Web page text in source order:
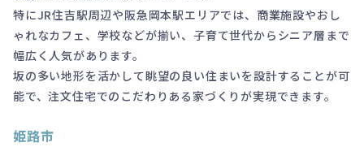
特にJR住吉駅周辺や阪急岡本駅エリアでは、商業施設やおし
ゃれなカフェ、学校などが揃い、子育て世代からシニア層まで
幅広く人気があります。
坂の多い地形を活かして眺望の良い住まいを設計することが可
能で、注文住宅でのこだわりある家づくりが実現できます。
姫路市